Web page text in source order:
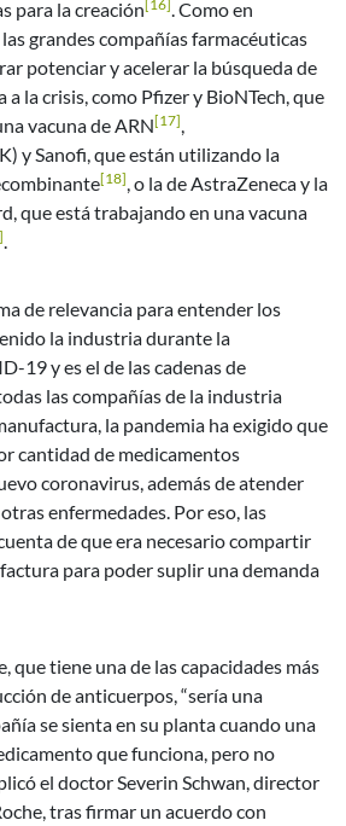
para la creación[16]. Como en
grandes compañías farmacéuticas
potenciar y acelerar la búsqueda de
la crisis, como Pfizer y BioNTech, que
vacuna de ARN[17],
y Sanofi, que están utilizando la
[18], o la de AstraZeneca y la
que está trabajando en una vacuna
.
de relevancia para entender los
la industria durante la
19 y es el de las cadenas de
las compañías de la industria
la pandemia ha exigido que
cantidad de medicamentos
coronavirus, además de atender
enfermedades. Por eso, las
de que era necesario compartir
para poder suplir una demanda
que tiene una de las capacidades más
de anticuerpos, “sería una
se sienta en su planta cuando una
que funciona, pero no
el doctor Severin Schwan, director
tras firmar un acuerdo con